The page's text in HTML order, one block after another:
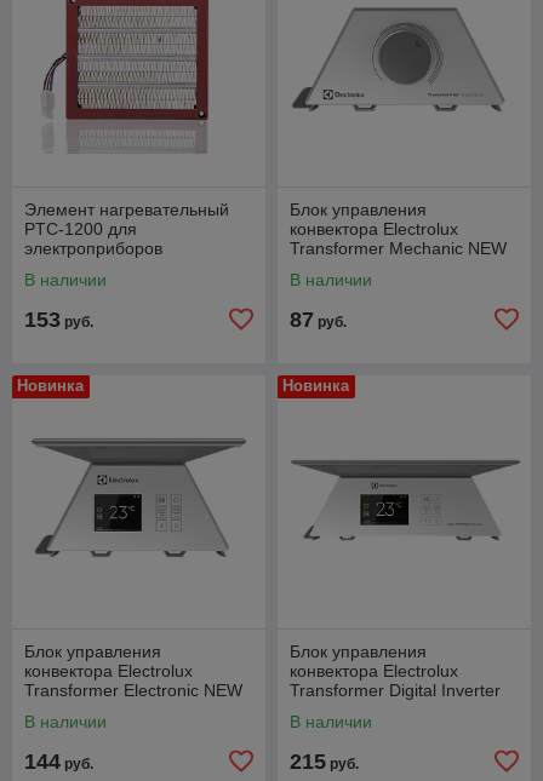
Элемент нагревательный
PTC-1200 для
электроприборов
В наличии
153 руб.
Блок управления
конвектора Electrolux
Transformer Mechanic NEW
В наличии
87 руб.
Новинка
Блок управления
конвектора Electrolux
Transformer Electronic NEW
В наличии
144 руб.
Новинка
Блок управления
конвектора Electrolux
Transformer Digital Inverter
В наличии
215 руб.